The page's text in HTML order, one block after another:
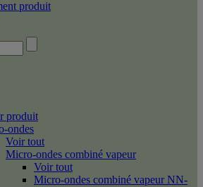
produit
produit
ondes
Voir tout
Micro-ondes combiné vapeur
Voir tout
Micro-ondes combiné vapeur NN-